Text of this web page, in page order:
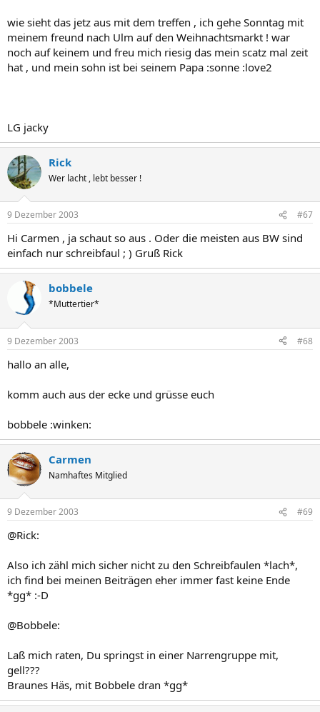
wie sieht das jetz aus mit dem treffen , ich gehe Sonntag mit
meinem freund nach Ulm auf den Weihnachtsmarkt ! war
noch auf keinem und freu mich riesig das mein scatz mal zeit
hat , und mein sohn ist bei seinem Papa :sonne :love2
LG jacky
Rick
Wer lacht , lebt besser !
9 Dezember 2003 #67
Hi Carmen , ja schaut so aus . Oder die meisten aus BW sind
einfach nur schreibfaul ; ) Gruß Rick
bobbele
*Muttertier*
9 Dezember 2003 #68
hallo an alle,
komm auch aus der ecke und grüsse euch
bobbele :winken:
Carmen
Namhaftes Mitglied
9 Dezember 2003 #69
@Rick:
Also ich zähl mich sicher nicht zu den Schreibfaulen *lach*,
ich find bei meinen Beiträgen eher immer fast keine Ende
*gg* :-D
@Bobbele:
Laß mich raten, Du springst in einer Narrengruppe mit,
gell???
Braunes Häs, mit Bobbele dran *gg*